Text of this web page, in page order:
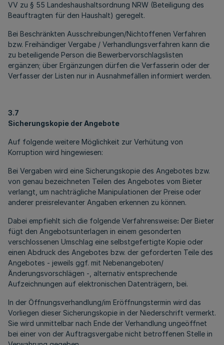
VV zu § 55 Landeshaushaltsordnung NRW (Beteiligung des
Beauftragten für den Haushalt) geregelt.
Bei Beschränkten Ausschreibungen/Nichtoffenen Verfahren
bzw. Freihändiger Vergabe / Verhandlungsverfahren kann die
zu beteiligende Person die Bewerbervorschlagslisten
ergänzen; über Ergänzungen dürfen die Verfasserin oder der
Verfasser der Listen nur in Ausnahmefällen informiert werden.
3.7
Sicherungskopie der Angebote
Auf folgende weitere Möglichkeit zur Verhütung von
Korruption wird hingewiesen:
Bei Vergaben wird eine Sicherungskopie des Angebotes bzw.
von genau bezeichneten Teilen des Angebotes vom Bieter
verlangt, um nachträgliche Manipulationen der Preise oder
anderer preisrelevanter Angaben erkennen zu können.
Dabei empfiehlt sich die folgende Verfahrensweise: Der Bieter
fügt den Angebotsunterlagen in einem gesonderten
verschlossenen Umschlag eine selbstgefertigte Kopie oder
einen Abdruck des Angebotes bzw. der geforderten Teile des
Angebotes - jeweils ggf. mit Nebenangeboten/
Änderungsvorschlägen -, alternativ entsprechende
Aufzeichnungen auf elektronischen Datenträgern, bei.
In der Öffnungsverhandlung/im Eröffnungstermin wird das
Vorliegen dieser Sicherungskopie in der Niederschrift vermerkt.
Sie wird unmittelbar nach Ende der Verhandlung ungeöffnet
bei einer von der Auftragsvergabe nicht betroffenen Stelle in